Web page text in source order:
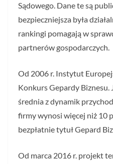
Sądowego. Dane te są
bezpieczniejsza była
rankingi pomagają w
partnerów gospodarczych.
Od 2006 r. Instytut
Konkurs Gepardy
średnia z dynamik
firmy wynosi więcej niż 10
bezpłatnie tytuł Gepard
Od marca 2016 r. projekt